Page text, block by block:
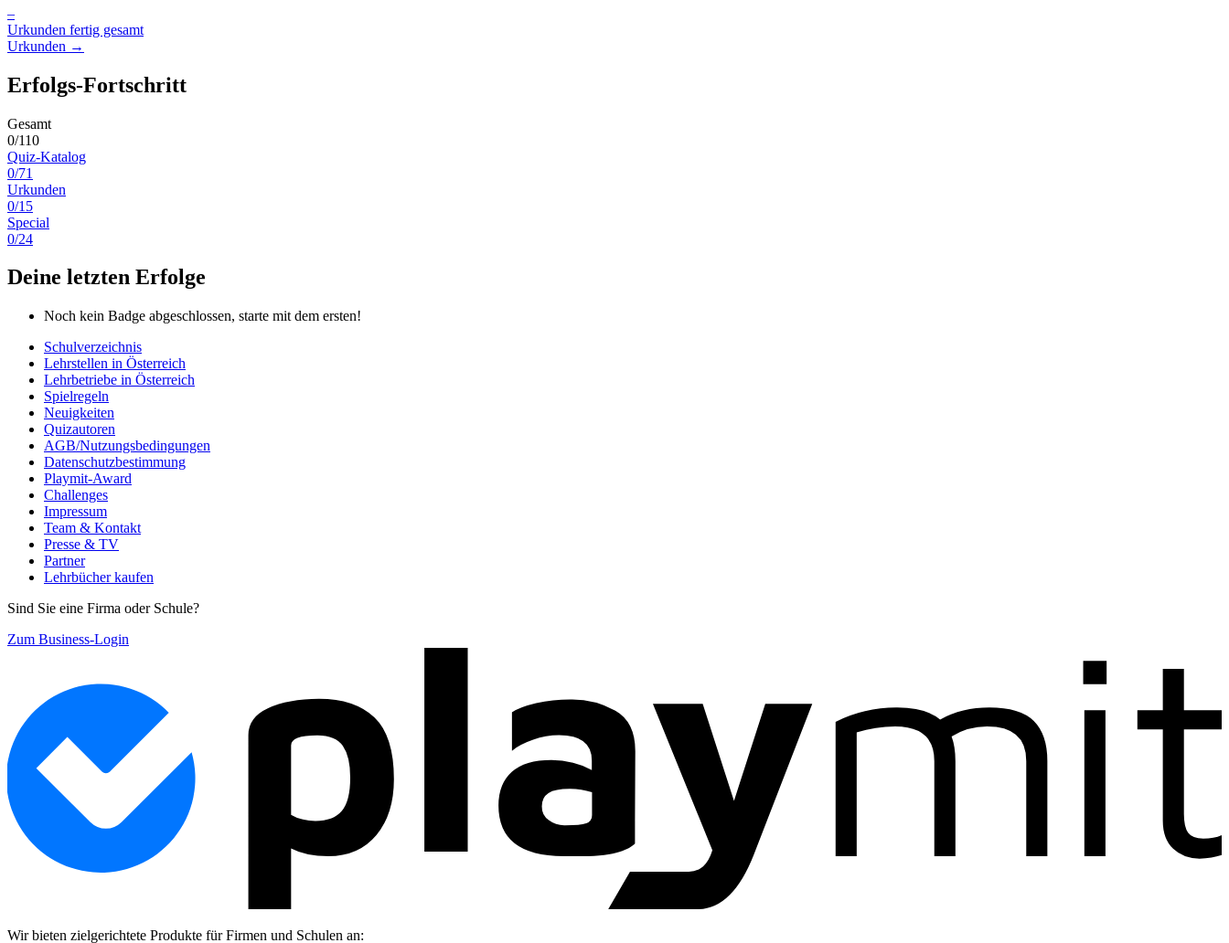
–
Urkunden fertig gesamt
Urkunden →
Erfolgs-Fortschritt
Gesamt
0/110
Quiz-Katalog
0/71
Urkunden
0/15
Special
0/24
Deine letzten Erfolge
Noch kein Badge abgeschlossen, starte mit dem ersten!
Schulverzeichnis
Lehrstellen in Österreich
Lehrbetriebe in Österreich
Spielregeln
Neuigkeiten
Quizautoren
AGB/Nutzungsbedingungen
Datenschutzbestimmung
Playmit-Award
Challenges
Impressum
Team & Kontakt
Presse & TV
Partner
Lehrbücher kaufen
Sind Sie eine Firma oder Schule?
Zum Business-Login
Wir bieten zielgerichtete Produkte für Firmen und Schulen an: